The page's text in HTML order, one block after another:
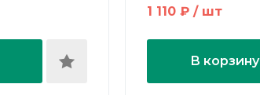
1 110 ₽ / шт
В корзину